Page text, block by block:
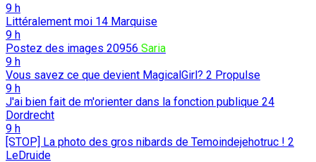
9 h
Littéralement moi 14 Marquise
9 h
Postez des images 20956 Saria
9 h
Vous savez ce que devient MagicalGirl? 2 Propulse
9 h
J'ai bien fait de m'orienter dans la fonction publique 24
Dordrecht
9 h
[STOP] La photo des gros nibards de Temoindejehotruc ! 2
LeDruide